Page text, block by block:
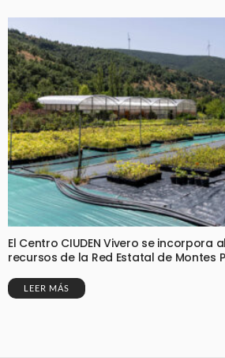
El Centro CIUDEN Vivero se incorpora
recursos de la Red Estatal de Montes
LEER MÁS